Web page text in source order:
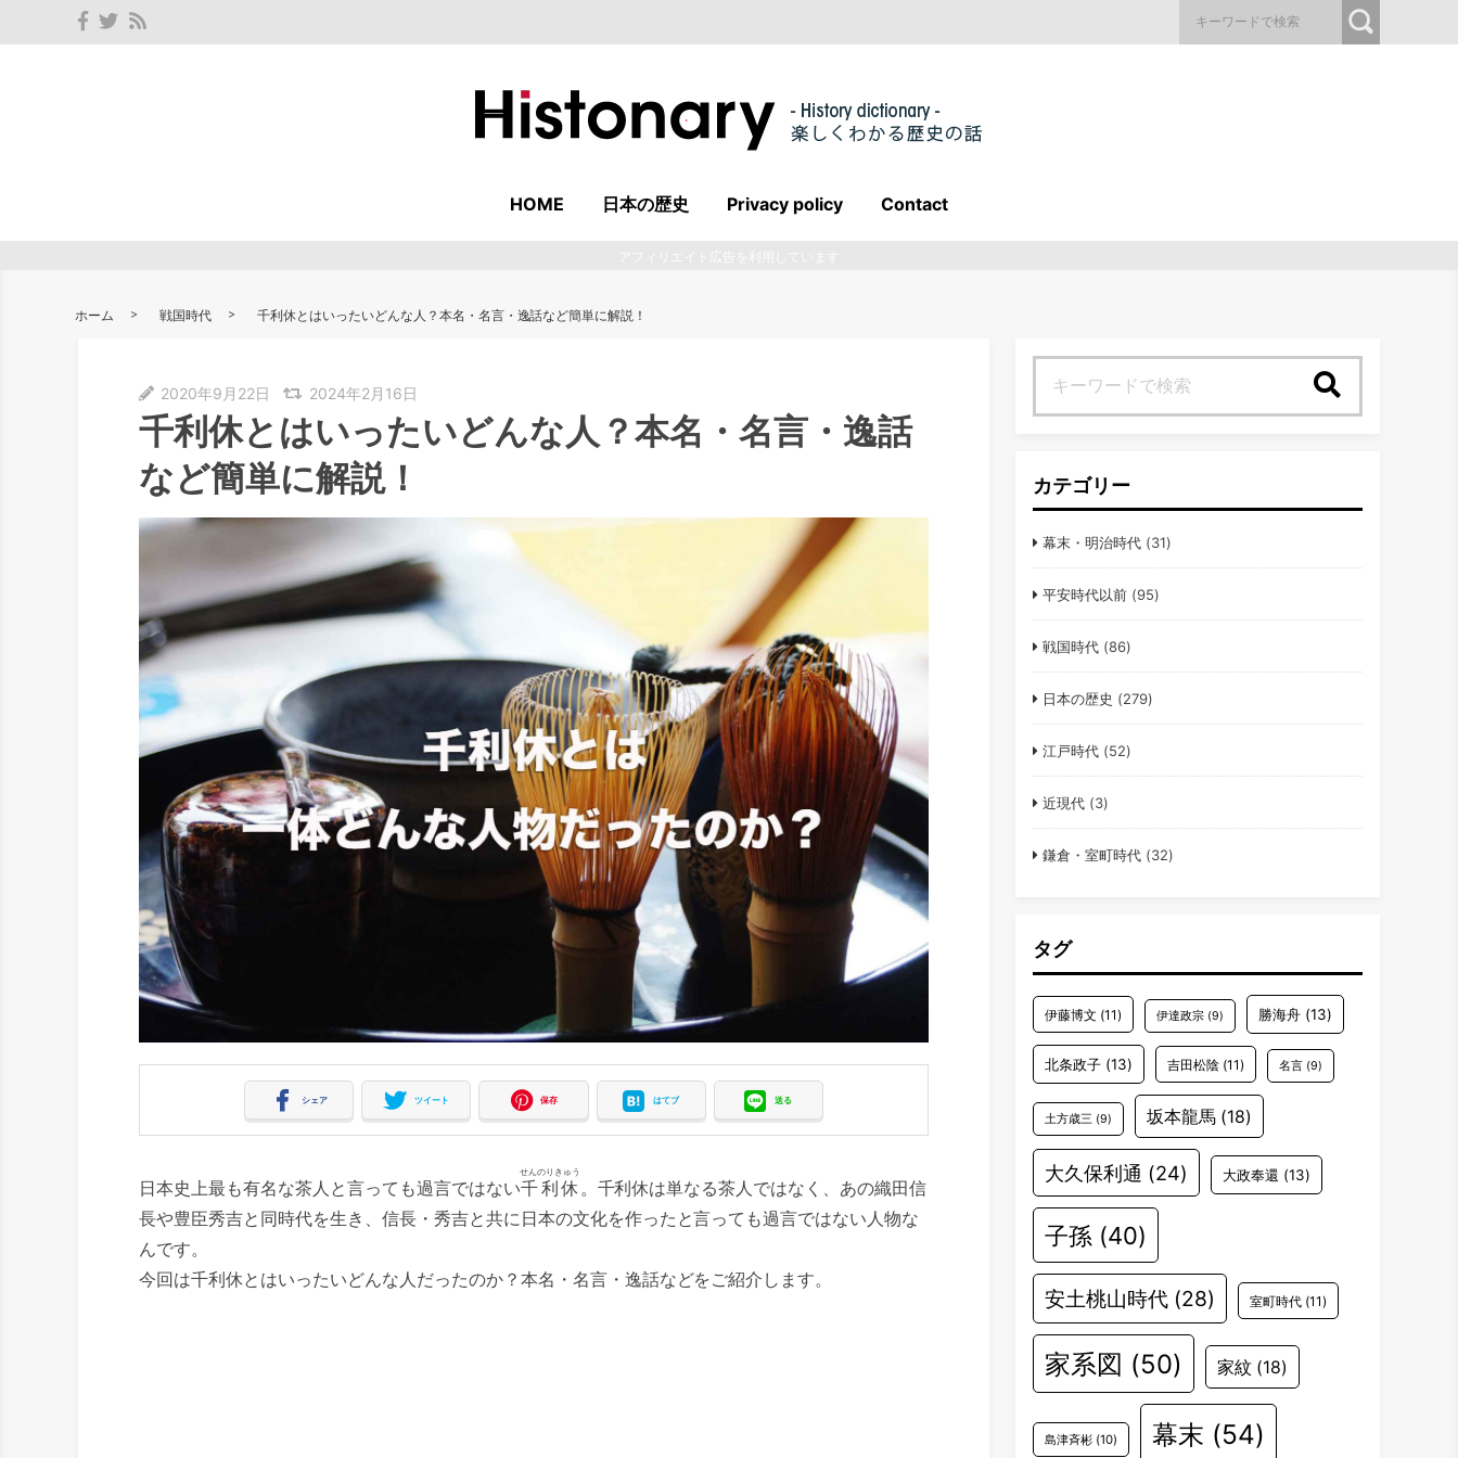
HOME 日本の歴史 Privacy policy Contact
ホーム 戦国時代 千利休とはいったいどんな人？本名・名言・逸話など簡単に解説！
2020年9月22日 2024年2月16日
千利休とはいったいどんな人？本名・名言・逸話
など簡単に解説！
シェア ツイート 保存 はてブ 送る
日本史上最も有名な茶人と言っても過言ではない千利休
せんのりきゅう
。千利休は単なる茶人ではなく、あの織田信
長や豊臣秀吉と同時代を生き、信長・秀吉と共に日本の文化を作ったと言っても過言ではない人物な
んです。
今回は千利休とはいったいどんな人だったのか？本名・名言・逸話などをご紹介します。
カテゴリー
幕末・明治時代(31)
平安時代以前(95)
戦国時代(86)
日本の歴史 (279)
江戸時代(52)
近現代(3)
鎌倉・室町時代(32)
タグ
伊藤博文 (11) 伊達政宗(9) 勝海舟(13)
北条政子(13) 吉田松陰(11) 名言(9)
土方歳三 (9) 坂本龍馬(18)
大久保利通 (24) 大政奉還 (13)
子孫 (40)
安土桃山時代(28) 室町時代(11)
家系図 (50) 家紋(18)
島津斉彬(10) 幕末 (54)